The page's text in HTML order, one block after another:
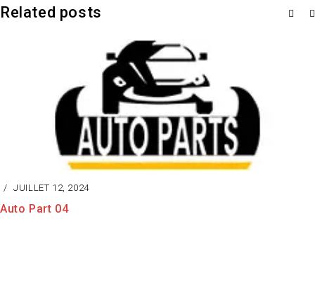
Related posts
JUILLET 12, 2024
Auto Part 04